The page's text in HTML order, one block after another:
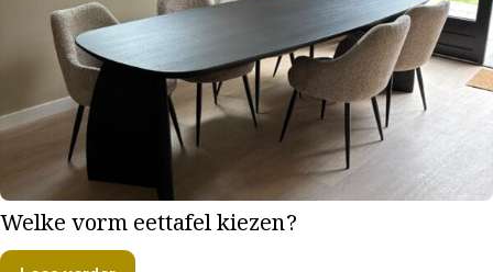
Welke vorm eettafel kiezen?